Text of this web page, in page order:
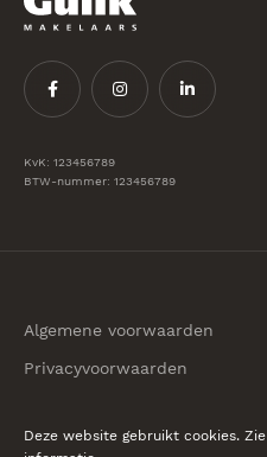
Deze website gebruikt cookies. Zie
KvK: 123456789
BTW-nummer: 123456789
Algemene voorwaarden
Privacyvoorwaarden